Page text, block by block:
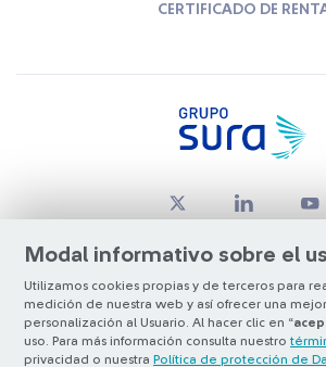
Modal informativo sobre el
Utilizamos cookies propias y de terceros para
medición de nuestra web y así ofrecer una
personalización al Usuario. Al hacer clic en “
uso. Para más información consulta nuestro
privacidad o nuestra Política de protección de
CERTIFICADO DE
© Copyright Grupo SURA